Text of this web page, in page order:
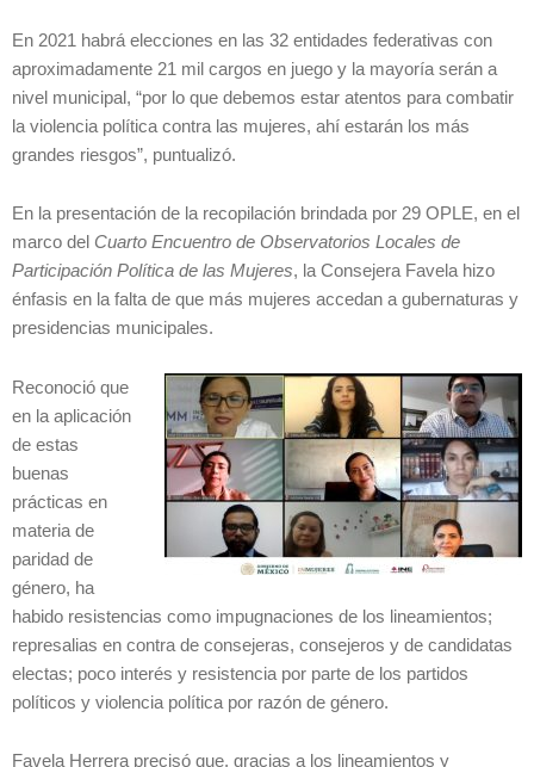
En 2021 habrá elecciones en las 32 entidades federativas con
aproximadamente 21 mil cargos en juego y la mayoría serán a
nivel municipal, “por lo que debemos estar atentos para combatir
la violencia política contra las mujeres, ahí estarán los más
grandes riesgos”, puntualizó.
En la presentación de la recopilación brindada por 29 OPLE, en el
marco del Cuarto Encuentro de Observatorios Locales de
Participación Política de las Mujeres, la Consejera Favela hizo
énfasis en la falta de que más mujeres accedan a gubernaturas y
presidencias municipales.
Reconoció que
en la aplicación
de estas
buenas
prácticas en
materia de
paridad de
género, ha
habido resistencias como impugnaciones de los lineamientos;
represalias en contra de consejeras, consejeros y de candidatas
electas; poco interés y resistencia por parte de los partidos
políticos y violencia política por razón de género.
Favela Herrera precisó que, gracias a los lineamientos y